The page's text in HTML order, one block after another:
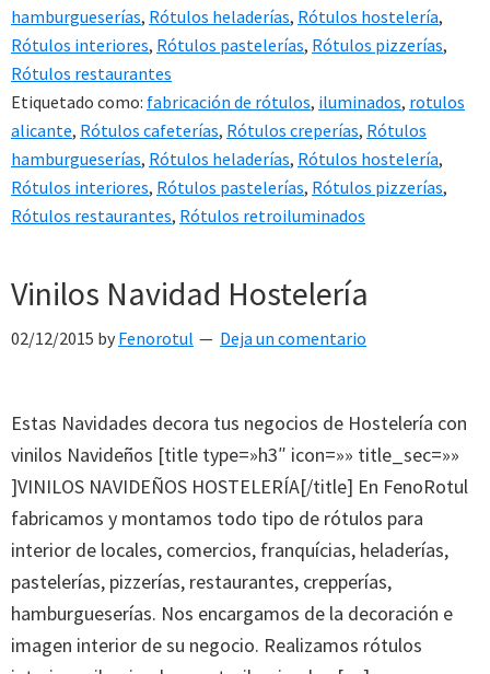
hamburgueserías, Rótulos heladerías, Rótulos hostelería,
Rótulos interiores, Rótulos pastelerías, Rótulos pizzerías,
Rótulos restaurantes
Etiquetado como: fabricación de rótulos, iluminados, rotulos
alicante, Rótulos cafeterías, Rótulos creperías, Rótulos
hamburgueserías, Rótulos heladerías, Rótulos hostelería,
Rótulos interiores, Rótulos pastelerías, Rótulos pizzerías,
Rótulos restaurantes, Rótulos retroiluminados
Vinilos Navidad Hostelería
02/12/2015 by Fenorotul Deja un comentario
Estas Navidades decora tus negocios de Hostelería con
vinilos Navideños [title type=»h3″ icon=»» title_sec=»»
]VINILOS NAVIDEÑOS HOSTELERÍA[/title] En FenoRotul
fabricamos y montamos todo tipo de rótulos para
interior de locales, comercios, franquícias, heladerías,
pastelerías, pizzerías, restaurantes, crepperías,
hamburgueserías. Nos encargamos de la decoración e
imagen interior de su negocio. Realizamos rótulos